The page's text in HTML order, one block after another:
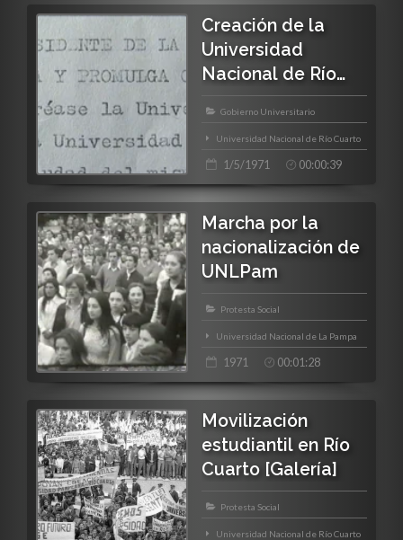
Creación de la
Universidad
Nacional de Río
Cuarto
Gobierno Universitario
Universidad Nacional de Río Cuarto
1/5/1971 00:00:39
Marcha por la
nacionalización de
UNLPam
Protesta Social
Universidad Nacional de La Pampa
1971 00:01:28
Movilización
estudiantil en Río
Cuarto [Galería]
Protesta Social
Universidad Nacional de Río Cuarto